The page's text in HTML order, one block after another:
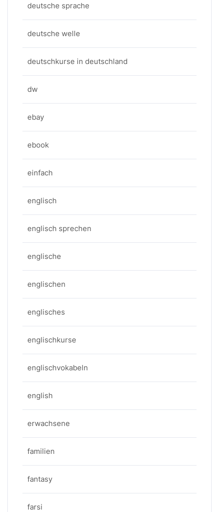
deutsche sprache
deutsche welle
deutschkurse in deutschland
dw
ebay
ebook
einfach
englisch
englisch sprechen
englische
englischen
englisches
englischkurse
englischvokabeln
english
erwachsene
familien
fantasy
farsi